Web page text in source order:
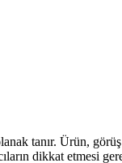
tanır. Ürün,
dikkat